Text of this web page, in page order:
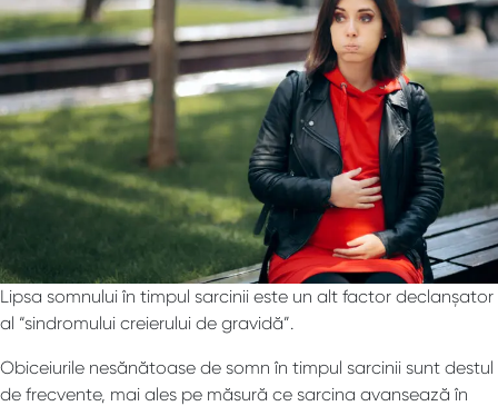
Lipsa somnului în timpul sarcinii este un alt factor declanșator
al “sindromului creierului de gravidă”.
Obiceiurile nesănătoase de somn în timpul sarcinii sunt destul
de frecvente, mai ales pe măsură ce sarcina avansează în